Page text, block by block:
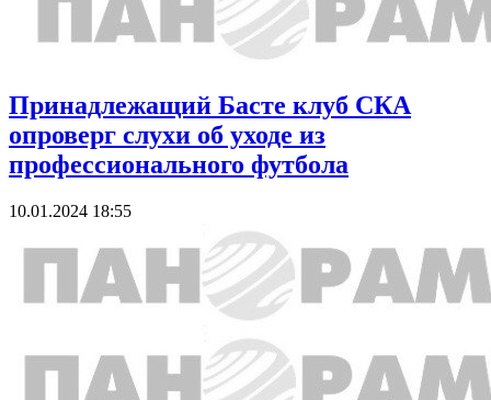
Принадлежащий Басте клуб СКА
опроверг слухи об уходе из
профессионального футбола
10.01.2024 18:55